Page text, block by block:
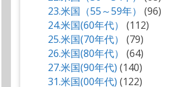
23.米国（55～59年）
(96)
24.米国(60年代）
(112)
25.米国(70年代）
(79)
26.米国(80年代）
(64)
27.米国(90年代) (140)
31.米国(00年代) (122)